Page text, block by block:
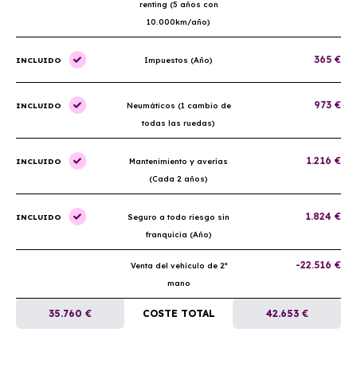
renting (5 años con
10.000km/año)
INCLUIDO Impuestos (Año) 365 €
INCLUIDO
Neumáticos (1 cambio de
todas las ruedas)
973 €
INCLUIDO
Mantenimiento y averías
(Cada 2 años)
1.216 €
INCLUIDO
Seguro a todo riesgo sin
franquicia (Año)
1.824 €
Venta del vehículo de 2ª
mano
-22.516 €
35.760 € COSTE TOTAL 42.653 €